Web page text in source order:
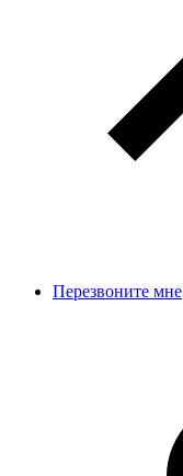
Перезвоните мне